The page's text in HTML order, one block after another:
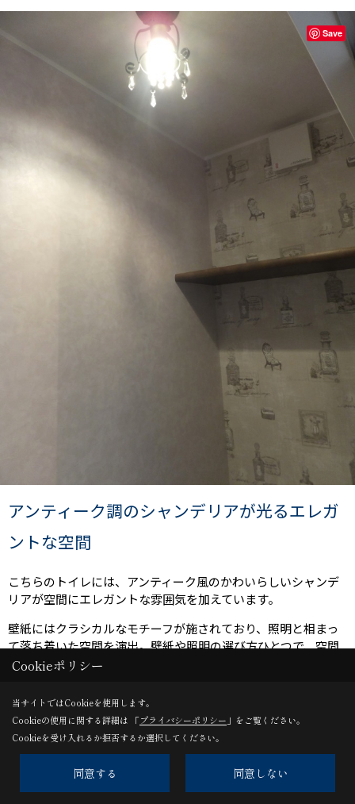
アンティーク調のシャンデリアが光るエレガ
ントな空間
こちらのトイレには、アンティーク風のかわいらしいシャンデ
リアが空間にエレガントな雰囲気を加えています。
壁紙にはクラシカルなモチーフが施されており、照明と相まっ
て落ち着いた空間を演出。壁紙や照明の選び方ひとつで、空間
の印象は大きく変わります。
和しています。
細部にまでこだわったインテリアが、日常の空間を特別なもの
にしてくれます。
Save
Cookieポリシー
当サイトではCookieを使用します。
Cookieの使用に関する詳細は 「プライバシーポリシー 」をご覧ください。
Cookieを受け入れるか拒否するか選択してください。
同意する 同意しない